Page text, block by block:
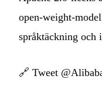
open-weight-
språktäckning och
🔗 Tweet